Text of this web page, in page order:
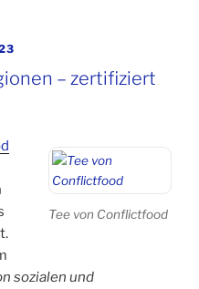
– zertifiziert
Tee von Conflictfood
sozialen und